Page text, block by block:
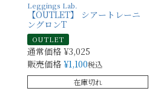
Leggings Lab.
【OUTLET】 シアートレーニ
ングロンT
OUTLET
通常価格 ¥3,025
販売価格 ¥1,100税込
在庫切れ